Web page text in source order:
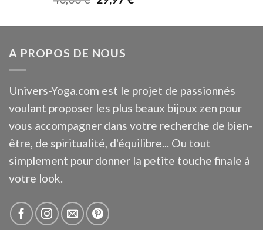
sur 5
initial
40,00 €.
actuel
A PROPOS DE NOUS
Univers-Yoga.com est le projet de passionnés
voulant proposer les plus beaux bijoux zen pour
vous accompagner dans votre recherche de bien-
être, de spiritualité, d'équilibre... Ou tout
simplement pour donner la petite touche finale à
votre look.